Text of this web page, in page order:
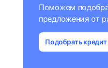
Поможем
предложения от
Подобрать кредит